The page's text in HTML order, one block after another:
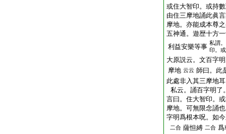
或住大智印。或持
由住三摩地誦此眞
摩地。亦能成本尊
五神通。遊歴十方
利益安樂等事 私謂
印。
大原説云。文百字
摩地 云云 師曰。此
此處非入其三摩地耳
私云。誦百字明了
言曰。住大智印。
摩地。可無限念誦
字明爲根本呪。如
二合 薩怛縛 二合 爲